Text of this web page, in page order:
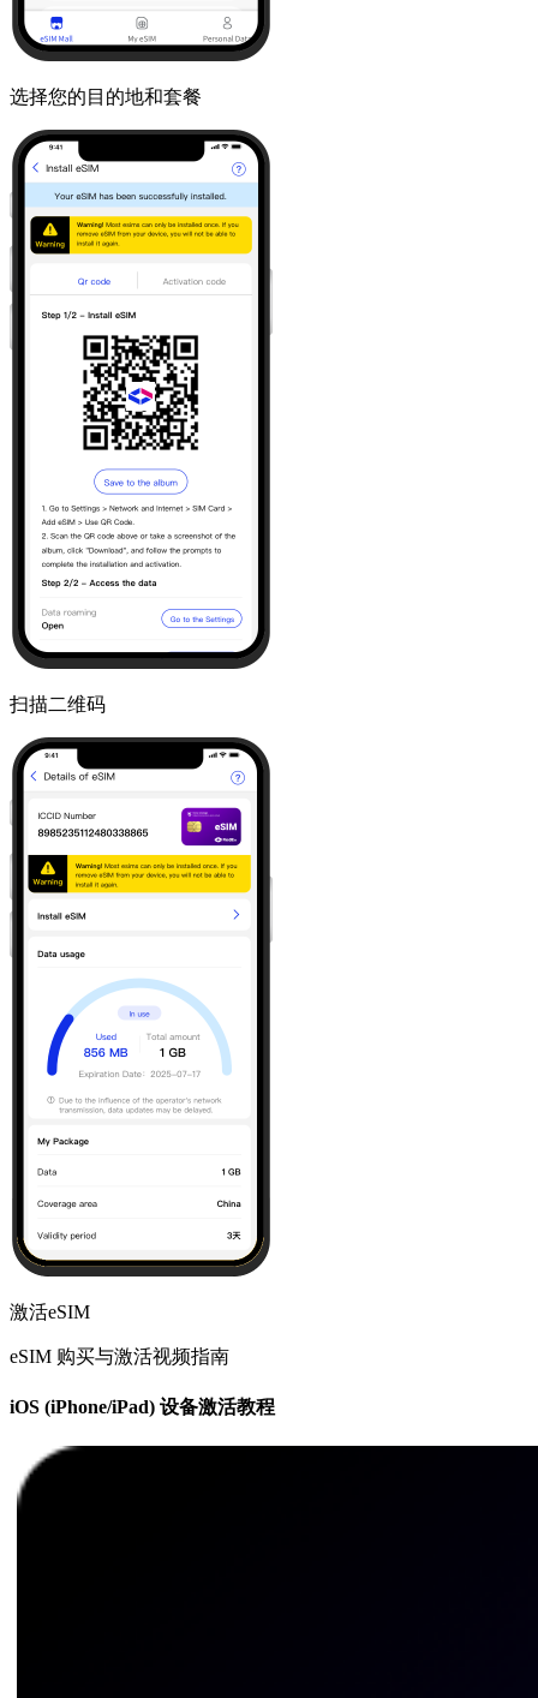
选择您的目的地和套餐
扫描二维码
激活eSIM
eSIM 购买与激活视频指南
iOS (iPhone/iPad) 设备激活教程